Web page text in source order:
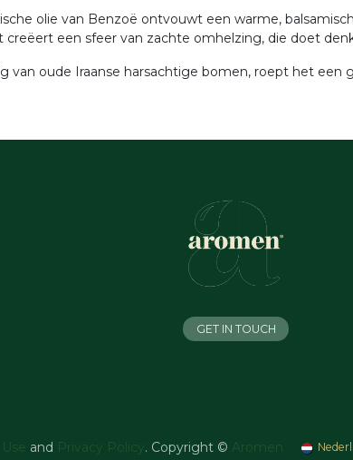
olie van Benzoë ontvouwt een warme,
creëert een sfeer van zachte omhelzing, die doet
van oude Iraanse harsachtige bomen, roept het
GET IN TOUCH
and Privacy Policy . Copyright © Aromen